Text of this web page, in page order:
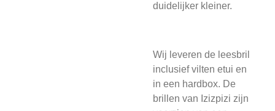
duidelijker kleiner.
Wij leveren de leesbril
inclusief vilten etui en
in een hardbox. De
brillen van Izizpizi zijn